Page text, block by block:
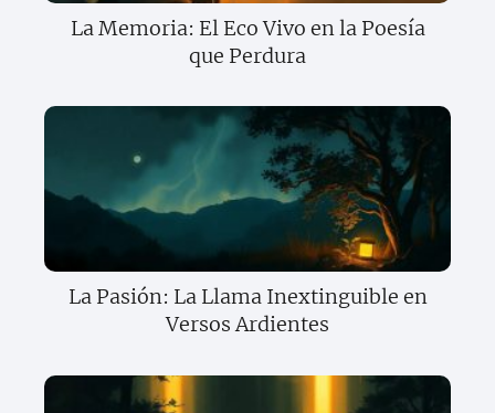
La Memoria: El Eco Vivo en la Poesía
que Perdura
La Pasión: La Llama Inextinguible en
Versos Ardientes